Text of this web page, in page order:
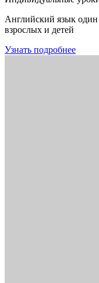
Английский язык один
взрослых и детей
Узнать подробнее